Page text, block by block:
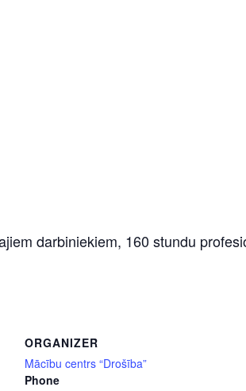
darbiniekiem, 160 stundu
ORGANIZER
Mācību centrs “Drošība”
Phone